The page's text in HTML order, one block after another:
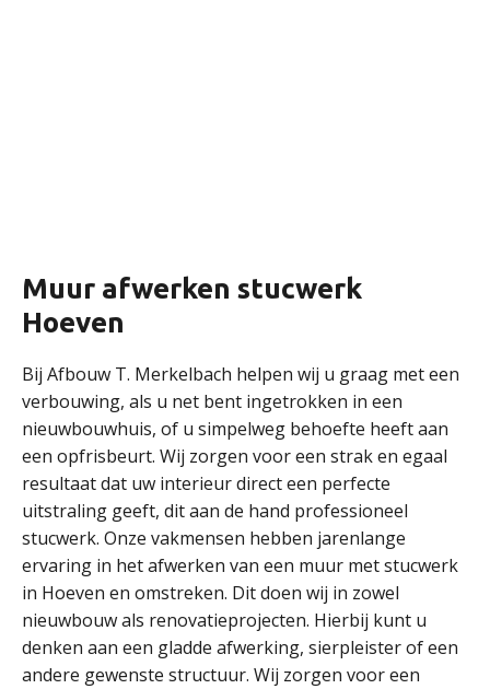
Muur afwerken stucwerk
Hoeven
Bij Afbouw T. Merkelbach helpen wij u graag met een
verbouwing, als u net bent ingetrokken in een
nieuwbouwhuis, of u simpelweg behoefte heeft aan
een opfrisbeurt. Wij zorgen voor een strak en egaal
resultaat dat uw interieur direct een perfecte
uitstraling geeft, dit aan de hand professioneel
stucwerk. Onze vakmensen hebben jarenlange
ervaring in het afwerken van een muur met stucwerk
in Hoeven en omstreken. Dit doen wij in zowel
nieuwbouw als renovatieprojecten. Hierbij kunt u
denken aan een gladde afwerking, sierpleister of een
andere gewenste structuur. Wij zorgen voor een